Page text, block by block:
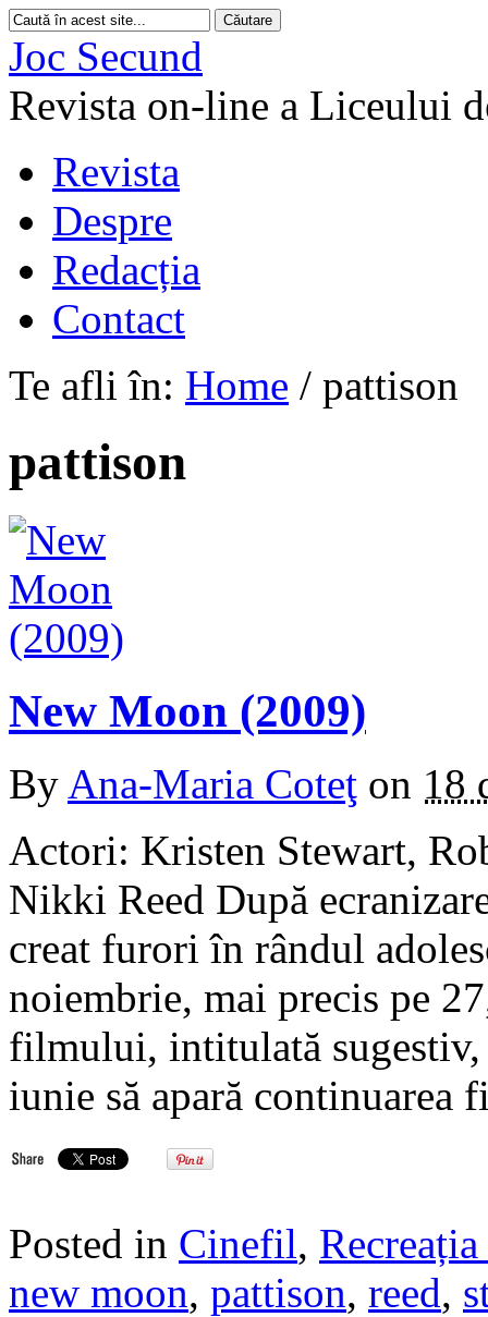
Joc Secund
Revista on-line a Liceului
Revista
Despre
Redacția
Contact
Te afli în: Home / pattison
pattison
New Moon (2009)
By Ana-Maria Coteţ on 18
Actori: Kristen Stewart,
Nikki Reed După
creat furori în rândul
noiembrie, mai precis pe
filmului, intitulată
iunie să apară
Posted in Cinefil,
new moon, pattison, reed,